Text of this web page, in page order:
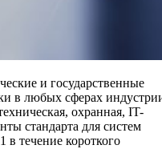
и государственные
в любых сферах
охранная, IT-
стандарта для систем
в течение короткого